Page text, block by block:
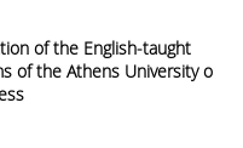
of the English-taught
of the Athens University of